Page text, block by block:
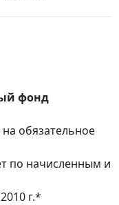
фонд
обязательное
по начисленным и
г.*